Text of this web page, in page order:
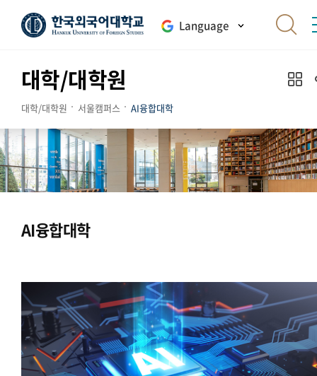
Language
대학/대학원
대학/대학원 서울캠퍼스 AI융합대학
AI융합대학